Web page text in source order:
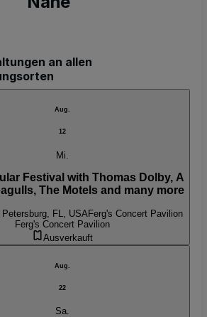
an allen
Aug.
12
Mi.
Festival with Thomas Dolby, A
The Motels and many more
FL, USAFerg's Concert Pavilion
Ferg's Concert Pavilion
Ausverkauft
Aug.
22
Sa.